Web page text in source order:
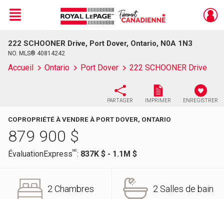
Live
En Direct
Menu
222 SCHOONER Drive, Port Dover, Ontario, N0A 1N3
NO. MLS® 40814242
Accueil Ontario Port Dover 222 SCHOONER Drive
PARTAGER IMPRIMER ENREGISTRER
COPROPRIÉTÉ À VENDRE À PORT DOVER, ONTARIO
879 900 $
ÉvaluationExpressMC: 837K $ - 1.1M $
2 Chambres 2 Salles de bain